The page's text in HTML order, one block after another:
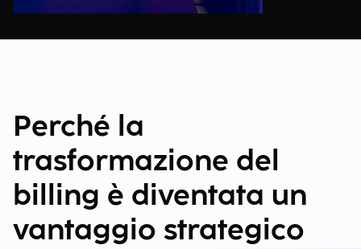
Perché la
trasformazione del
billing è diventata un
vantaggio strategico